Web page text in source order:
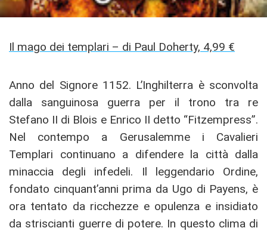
Il mago dei templari – di Paul Doherty, 4,99 €
Anno del Signore 1152. L’Inghilterra è sconvolta
dalla sanguinosa guerra per il trono tra re
Stefano II di Blois e Enrico II detto “Fitzempress”.
Nel contempo a Gerusalemme i Cavalieri
Templari continuano a difendere la città dalla
minaccia degli infedeli. Il leggendario Ordine,
fondato cinquant’anni prima da Ugo di Payens, è
ora tentato da ricchezze e opulenza e insidiato
da striscianti guerre di potere. In questo clima di